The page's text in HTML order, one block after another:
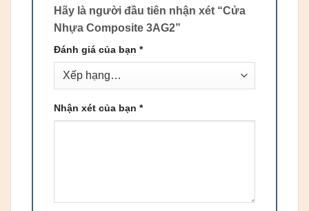
Hãy là người đầu tiên nhận xét “Cửa
Nhựa Composite 3AG2”
Đánh giá của bạn *
Nhận xét của bạn *